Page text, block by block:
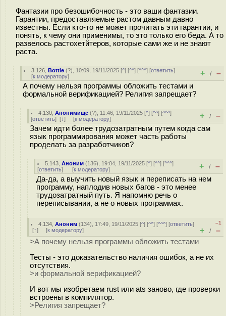
Фантазии про безошибочность - это ваши фантазии.
Гарантии, предоставляемые растом давным давно
известны. Если кто-то не может прочитать эти гарантии, и
понять, к чему они применимы, то это только его беда. А то
развелось растохетйтеров, которые сами же и не знают
раста.
3.126 ,Bottle (?), 10:09, 19/11/2025 [^] [^^] [^^^] [ответить]
[к модератору] + / –
А почему нельзя программы обложить тестами и
формальной верификацией? Религия запрещает?
4.130 ,Анонимище (?), 11:46, 19/11/2025 [^] [^^] [^^^]
[ответить] [↓] [к модератору] + / –
Зачем идти более трудозатратным путем когда сам
язык программирования может часть работы
проделать за разработчиков?
5.143 ,Аноним (136), 19:04, 19/11/2025 [^] [^^] [^^^]
[ответить] [к модератору] + / –
Да-да, а выучить новый язык и переписать на нем
программу, наплодив новых багов - это менее
трудозатратный путь. Я напомню речь о
переписывании, а не о новых программах.
4.134 ,Аноним (134), 17:49, 19/11/2025 [^] [^^] [^^^] [ответить]
[↑] [к модератору]
–1
+ / –
>А почему нельзя программы обложить тестами
Тесты - это доказательство наличия ошибок, а не их
отсутствия.
>и формальной верификацией?
И вот мы изобретаем rust или ats заново, где проверки
встроены в компилятор.
>Религия запрещает?